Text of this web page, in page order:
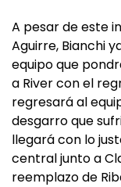
A pesar de este
Aguirre, Bianchi
equipo que
a River con el
regresará al
desgarro que
llegará con lo
central junto a
reemplazo de